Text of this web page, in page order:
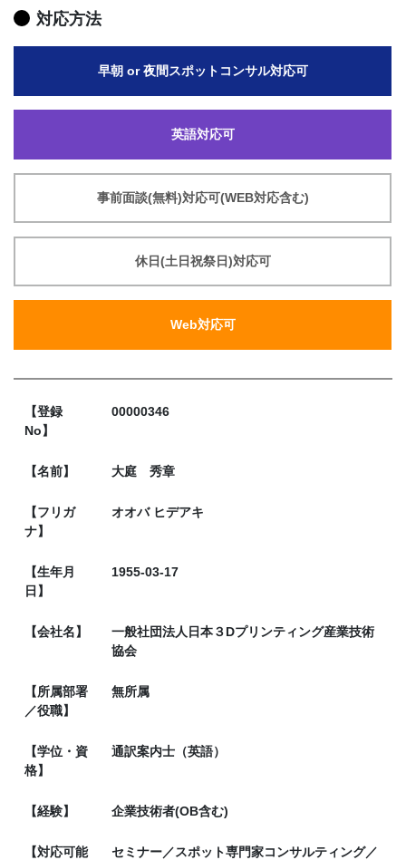
対応方法
早朝 or 夜間スポットコンサル対応可
英語対応可
事前面談(無料)対応可(WEB対応含む)
休日(土日祝祭日)対応可
Web対応可
【登録
No】
00000346
【名前】 大庭 秀章
【フリガ
ナ】
オオバ ヒデアキ
【生年月
日】
1955-03-17
【会社名】
一般社団法人日本３Dプリンティング産業技術
協会
【所属部署
／役職】
無所属
【学位・資
格】
通訳案内士（英語）
【経験】 企業技術者(OB含む)
【対応可能
セミナー／スポット専門家コンサルティング／